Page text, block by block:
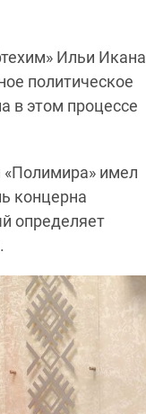
Ильи Икана
политическое
в этом процессе
«Полимира» имел
концерна
определяет